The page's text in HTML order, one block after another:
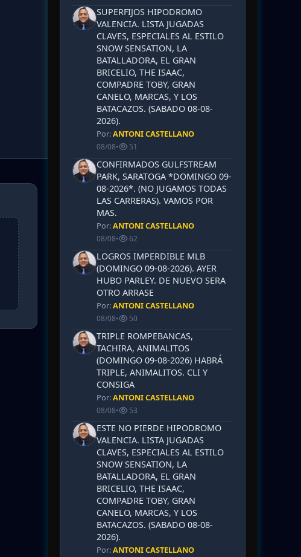
SUPERFIJOS HIPODROMO
VALENCIA. LISTA JUGADAS
CLAVES, ESPECIALES AL ESTILO
SNOW SENSATION, LA
BATALLADORA, EL GRAN
BRICELIO, THE ISAAC,
COMPADRE TOBY, GRAN
CANELO, MARCAS, Y LOS
BATACAZOS. (SABADO 08-08-
2026).
Por:ANTONI CASTELLANO
08/08• 51
CONFIRMADOS GULFSTREAM
PARK, SARATOGA *DOMINGO 09-
08-2026*. (NO JUGAMOS TODAS
LAS CARRERAS). VAMOS POR
MAS.
Por:ANTONI CASTELLANO
08/08• 62
LOGROS IMPERDIBLE MLB
(DOMINGO 09-08-2026). AYER
HUBO PARLEY. DE NUEVO SERA
OTRO ARRASE
Por:ANTONI CASTELLANO
08/08• 50
TRIPLE ROMPEBANCAS,
TACHIRA, ANIMALITOS
(DOMINGO 09-08-2026) HABRÁ
TRIPLE, ANIMALITOS. CLI Y
CONSIGA
Por:ANTONI CASTELLANO
08/08• 53
ESTE NO PIERDE HIPODROMO
VALENCIA. LISTA JUGADAS
CLAVES, ESPECIALES AL ESTILO
SNOW SENSATION, LA
BATALLADORA, EL GRAN
BRICELIO, THE ISAAC,
COMPADRE TOBY, GRAN
CANELO, MARCAS, Y LOS
BATACAZOS. (SABADO 08-08-
2026).
Por:ANTONI CASTELLANO